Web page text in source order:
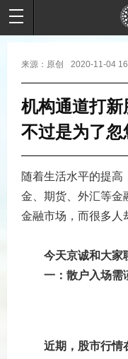
来源： 原创 2020-11-04
机构通道打
不过是为了忽
随着生活水平的提高
金、期货、外汇等金
金融市场，而很多人
今天京诚和大家
一：散户入场需
近期，股市行情